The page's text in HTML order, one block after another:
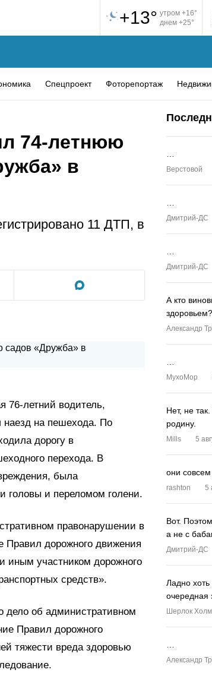
+13° утром +16°
днем +25°
Спецпроект Фоторепортаж
74-летнюю
в
11 ДТП, в
76-летний водитель,
на пешехода. По
дорогу в
перехода. В
была
головы и переломом голени.
правонарушении в
Правил дорожного движения
иным участником дорожного
средств».
дело об административном
Правил дорожного
тяжести вреда здоровью
Верстовой
Дмитрий-ДС
Дмитрий-ДС
А кто
здоровьем?
Александр
MyxoMop
Нет, не
родину.
Mills 5
они
rashton 5
Вот.
а не с
Дмитрий-ДС
Ладно
очередная
Шерлок
Александр